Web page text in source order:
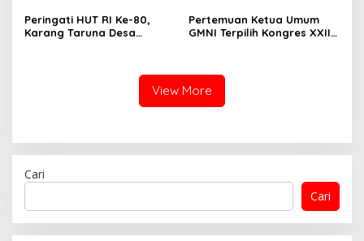
Peringati HUT RI Ke-80,
Karang Taruna Desa
Pertemuan Ketua Umum
GMNI Terpilih Kongres XXII
Persatuan
View More
Cari
Cari